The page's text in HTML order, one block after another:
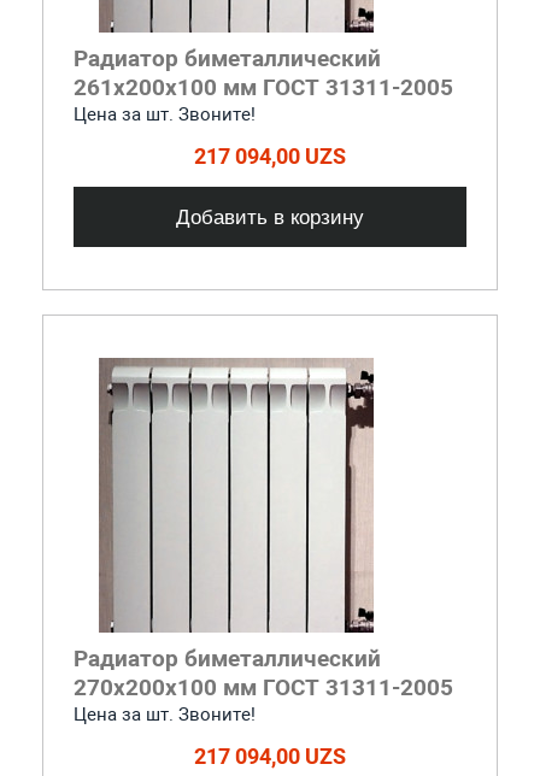
Радиатор биметаллический
261x200x100 мм ГОСТ 31311-2005
Цена за шт. Звоните!
217 094,00 UZS
Добавить в корзину
Радиатор биметаллический
270x200x100 мм ГОСТ 31311-2005
Цена за шт. Звоните!
217 094,00 UZS